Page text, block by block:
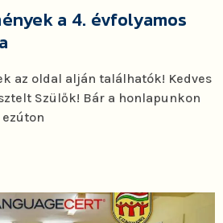
a 4. évfolyamos
az oldal alján találhatók! Kedves
Szülők! Bár a honlapunkon